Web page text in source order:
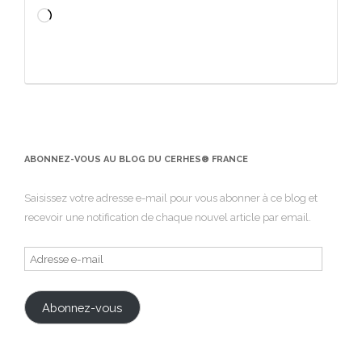
Chargement…
ABONNEZ-VOUS AU BLOG DU CERHES® FRANCE
Saisissez votre adresse e-mail pour vous abonner à ce blog et
recevoir une notification de chaque nouvel article par email.
Adresse
e-
mail
Abonnez-vous